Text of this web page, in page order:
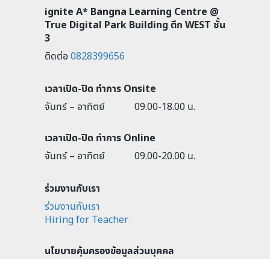
ignite A* Bangna Learning Centre @
True Digital Park Building ตึก WEST ชั้น
3
ติดต่อ0828399656
เวลาเปิด-ปิด ทำการ Onsite
จันทร์ – อาทิตย์
09.00-18.00 น.
เวลาเปิด-ปิด ทำการ Online
จันทร์ – อาทิตย์
09.00-20.00 น.
ร่วมงานกับเรา
ร่วมงานกับเรา
Hiring for Teacher
นโยบายคุ้มครองข้อมูลส่วนบุคคล